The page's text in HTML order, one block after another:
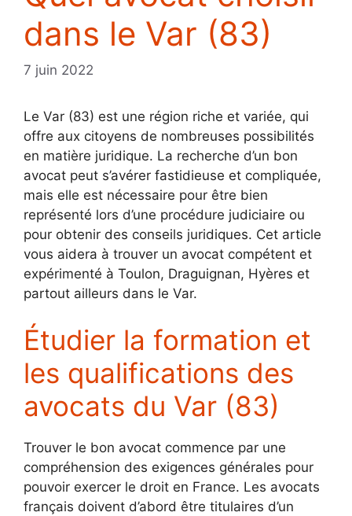
dans le Var (83)
7 juin 2022
Le Var (83) est une région riche et variée, qui
offre aux citoyens de nombreuses possibilités
en matière juridique. La recherche d’un bon
avocat peut s’avérer fastidieuse et compliquée,
mais elle est nécessaire pour être bien
représenté lors d’une procédure judiciaire ou
pour obtenir des conseils juridiques. Cet article
vous aidera à trouver un avocat compétent et
expérimenté à Toulon, Draguignan, Hyères et
partout ailleurs dans le Var.
Étudier la formation et
les qualifications des
avocats du Var (83)
Trouver le bon avocat commence par une
compréhension des exigences générales pour
pouvoir exercer le droit en France. Les avocats
français doivent d’abord être titulaires d’un